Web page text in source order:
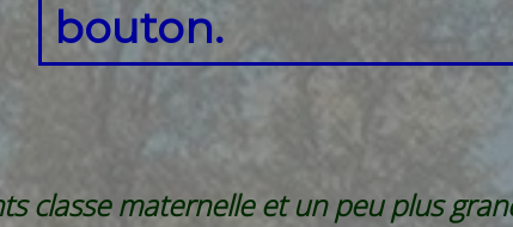
bouton.
classe maternelle et un peu plus